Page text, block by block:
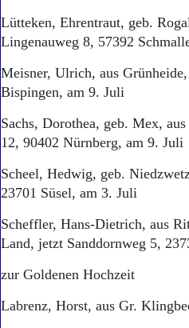
Lütteken, Ehrentraut, geb.
Lingenauweg 8, 57392
Meisner, Ulrich, aus
Bispingen, am 9. Juli
Sachs, Dorothea, geb. Mex,
12, 90402 Nürnberg, am 9. Juli
Scheel, Hedwig, geb.
23701 Süsel, am 3. Juli
Scheffler, Hans-Dietrich, aus
Land, jetzt Sanddornweg 5,
zur Goldenen Hochzeit
Labrenz, Horst, aus Gr.